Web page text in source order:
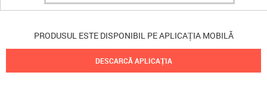
PRODUSUL ESTE DISPONIBIL PE APLICAȚIA MOBILĂ
DESCARCĂ APLICAȚIA